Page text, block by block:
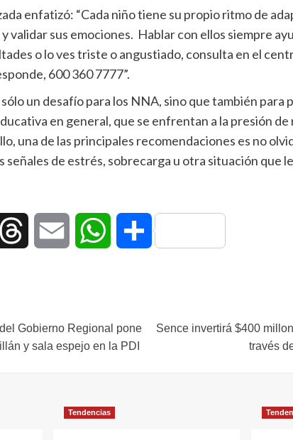
enfatizó: “Cada niño tiene su propio ritmo de
validar sus emociones. Hablar con ellos siempre
o lo ves triste o angustiado, consulta en el
600 360 7777”.
un desafío para los NNA, sino que también para
en general, que se enfrentan a la presión
una de las principales recomendaciones es no
señales de estrés, sobrecarga u otra situación que
Threads Email WhatsAppCompartir
Gobierno Regional pone
y sala espejo en la PDI
Sence invertirá $400
través
Tendencias